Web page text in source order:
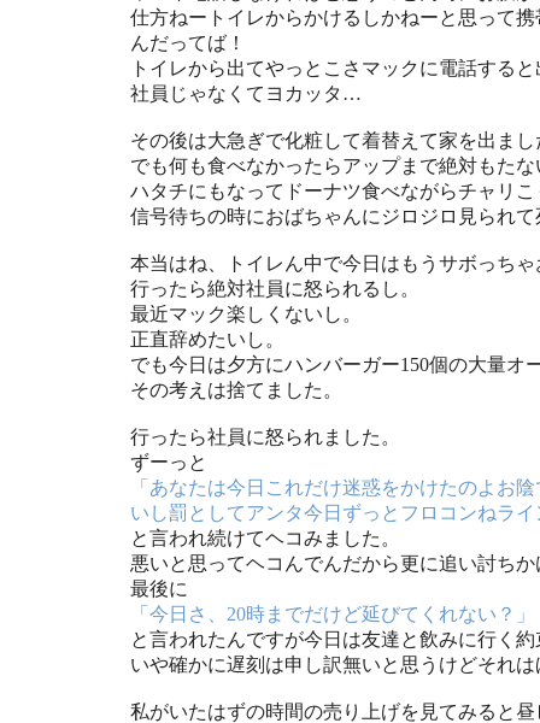
仕方ねートイレからかけるしかねーと思って
んだってば！
トイレから出てやっとこさマックに電話する
社員じゃなくてヨカッタ…
その後は大急ぎで化粧して着替えて家を出まし
でも何も食べなかったらアップまで絶対もた
ハタチにもなってドーナツ食べながらチャリ
信号待ちの時におばちゃんにジロジロ見られ
本当はね、トイレん中で今日はもうサボっち
行ったら絶対社員に怒られるし。
最近マック楽しくないし。
正直辞めたいし。
でも今日は夕方にハンバーガー150個の大量オ
その考えは捨てました。
行ったら社員に怒られました。
ずーっと
「あなたは今日これだけ迷惑をかけたのよお
いし罰としてアンタ今日ずっとフロコンねラ
と言われ続けてヘコみました。
悪いと思ってヘコんでんだから更に追い討ち
最後に
「今日さ、20時までだけど延びてくれない？」
と言われたんですが今日は友達と飲みに行く
いや確かに遅刻は申し訳無いと思うけどそれ
私がいたはずの時間の売り上げを見てみると